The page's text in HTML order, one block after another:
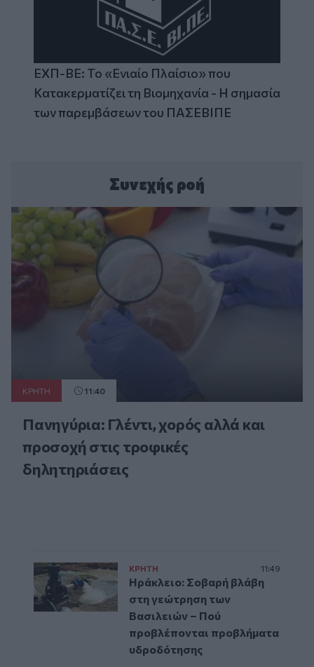
ΕΧΠ-ΒΕ: Το «Ενιαίο Πλαίσιο» που
Κατακερματίζει τη Βιομηχανία - Η σημασία
των παρεμβάσεων του ΠΑΣΕΒΙΠΕ
Συνεχής ροή
ΚΡΗΤΗ 11:40
Πανηγύρια: Γλέντι, χορός αλλά και
προσοχή στις τροφικές
δηλητηριάσεις
ΚΡΗΤΗ 11:49
Ηράκλειο: Σοβαρή βλάβη
στη γεώτρηση των
Βασιλειών – Πού
προβλέπονται προβλήματα
υδροδότησης